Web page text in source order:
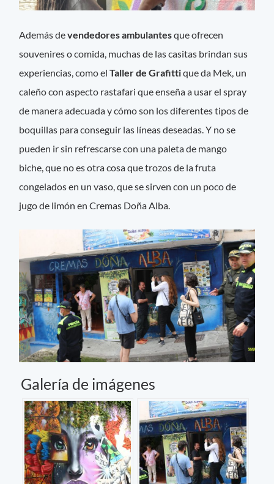
Además devendedores ambulantesque ofrecen
souvenires o comida, muchas de las casitas brindan sus
experiencias, como elTaller de Grafittique da Mek, un
caleño con aspecto rastafari que enseña a usar el spray
de manera adecuada y cómo son los diferentes tipos de
boquillas para conseguir las líneas deseadas. Y no se
pueden ir sin refrescarse con una paleta de mango
biche, que no es otra cosa que trozos de la fruta
congelados en un vaso, que se sirven con un poco de
jugo de limón en Cremas Doña Alba.
Galería de imágenes